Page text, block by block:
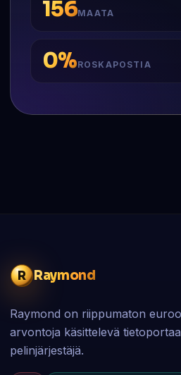
156MAATA
0% ROSKAPOSTIA
R Raymond
Raymond on riippumaton
arvontoja käsittelevä
pelinjärjestäjä.